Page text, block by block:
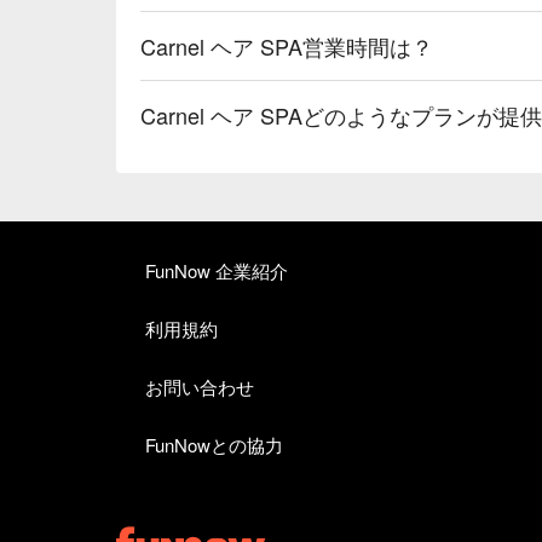
Carnel ヘア SPA営業時間は？
Carnel ヘア SPAどのようなプランが提
FunNow 企業紹介
利用規約
お問い合わせ
FunNowとの協力